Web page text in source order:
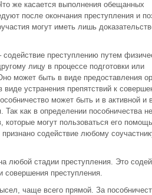
же касается выполнения обещанных
после окончания преступления и
могут иметь лишь
содействие преступлению путем
лицу в процессе подготовки или
может быть в виде предоставления
виде устранения препятствий к
может быть и в активной и
как в определении пособничества не
которые могут пользоваться его
содействие любому
любой стадии преступления. Это
совершения преступления.
чаще всего прямой. За